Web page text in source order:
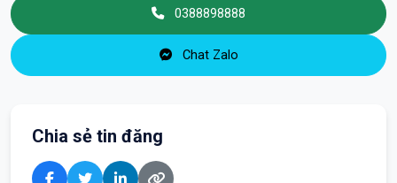
0388898888
Chat Zalo
Chia sẻ tin đăng